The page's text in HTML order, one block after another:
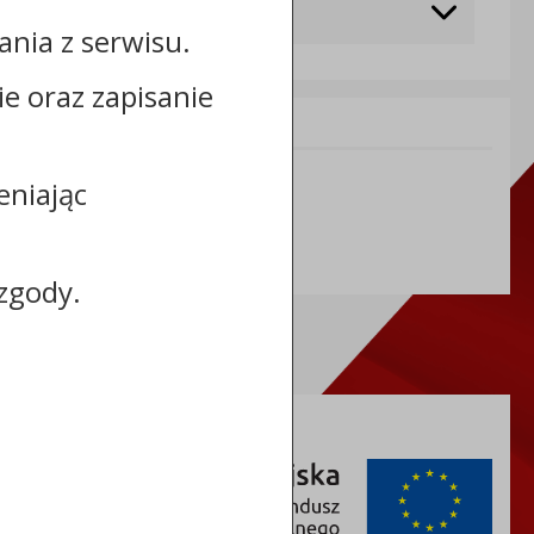
REGON: 365968664
z serwisu.
oraz zapisanie